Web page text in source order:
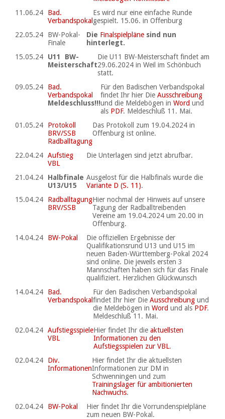
11.06.24
Bad.
Verbandspokal
Es wird nur eine einfache Runde
gespielt. 15.06. in Offenburg
22.05.24
BW-Pokal-
Finale
Die Finalspielpläne sind nun
hinterlegt.
15.05.24
U11 BW-
Meisterschaft
Die U11 BW-Meisterschaft findet am
29.06.2024 in Weil im Schönbuch
statt.
09.05.24
Bad.
Verbandspokal
Meldeschluss!!!
Für den Badischen Verbandspokal
findet Ihr hier Die Ausschreibung
und die Meldebögen in Word und
als PDF. Meldeschluß 11. Mai.
01.05.24
Protokoll
BRV/SSB
Radballtagung
Das Protokoll zum 19.04.2024 in
Offenburg ist online.
22.04.24 Aufstieg
VBL
Die Unterlagen sind jetzt abrufbar.
21.04.24
Halbfinale
U13/U15
Ausgelost für die Halbfinals wurde die
Variante D (S. 11).
15.04.24
Radballtagung
BRV/SSB
Hier nochmal der Hinweis auf unsere
Tagung der Radballtreibenden
Vereine am 19.04.2024 um 20.00 in
Offenburg.
14.04.24
BW-Pokal
Die offiziellen Ergebnisse der
Qualifikationsrund U13 und U15 im
neuen Baden-Württemberg-Pokal 2024
sind online. Die jeweils ersten 3
Mannschaften haben sich für das Finale
qualifiziert. Herzlichen Glückwunsch
14.04.24
Bad.
Verbandspokal
Für den Badischen Verbandspokal
findet Ihr hier Die Ausschreibung und
die Meldebögen in Word und als PDF.
Meldeschluß 11. Mai.
02.04.24 Aufstiegsspiele
VBL
Hier findet Ihr die aktuellsten
Informationen zu den
Aufstiegsspielen zur VBL.
02.04.24
Div.
Informationen
Hier findet Ihr die aktuellsten
Informationen zur DM in
Schwenningen und zum
Trainingslager für ambitionierten
Nachwuchs.
02.04.24
BW-Pokal
Hier findet Ihr die Vorrundenspielpläne
zum neuen BW-Pokal.